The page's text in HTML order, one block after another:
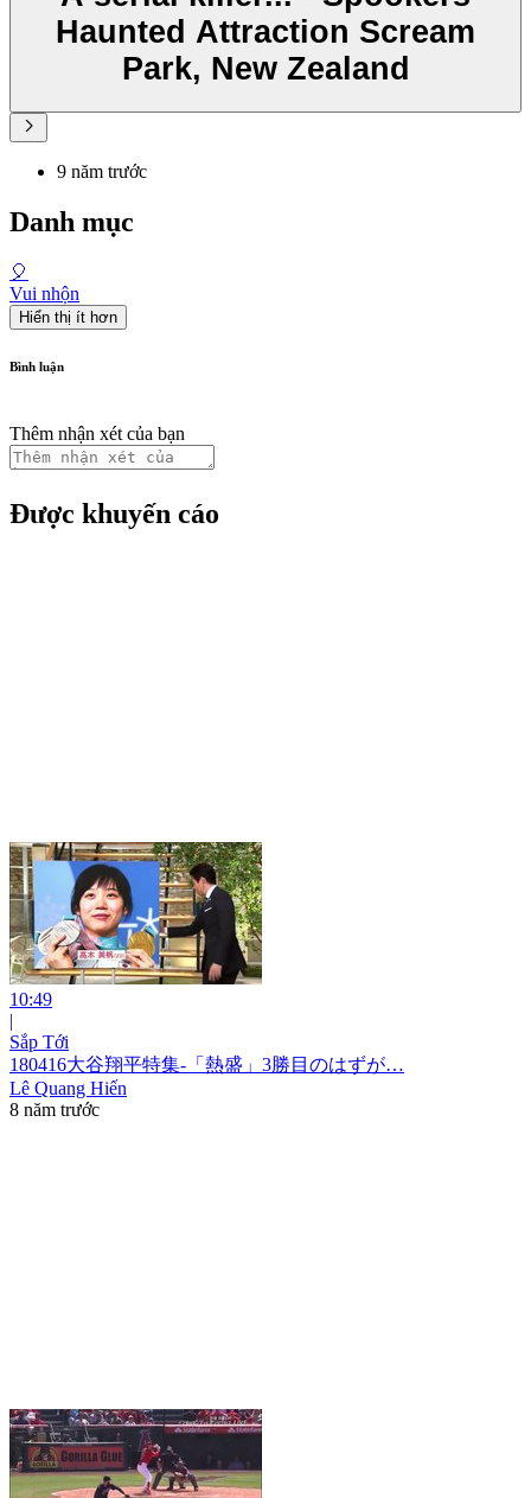
Haunted Attraction Scream
Park, New Zealand
9 năm trước
Danh mục
🎈
Vui nhộn
Hiển thị ít hơn
Bình luận
Thêm nhận xét của bạn
Được khuyến cáo
10:49
|
Sắp Tới
180416大谷翔平特集-「熱盛」3勝目のはずが…
Lê Quang Hiến
8 năm trước